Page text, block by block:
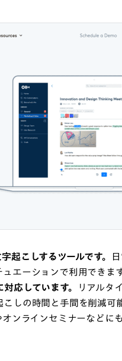
起こしするツールです。
エーションで利用できま
応しています。
リアルタ
しの時間と手間を削減可
ンラインセミナーなどに